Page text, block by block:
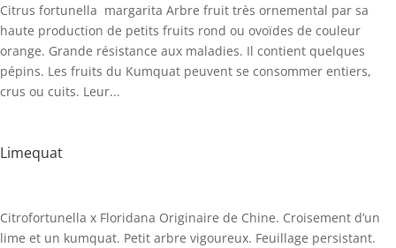
Citrus fortunella margarita Arbre fruit très ornemental par sa
haute production de petits fruits rond ou ovoïdes de couleur
orange. Grande résistance aux maladies. Il contient quelques
pépins. Les fruits du Kumquat peuvent se consommer entiers,
crus ou cuits. Leur...
Limequat
Citrofortunella x Floridana Originaire de Chine. Croisement d’un
lime et un kumquat. Petit arbre vigoureux. Feuillage persistant.